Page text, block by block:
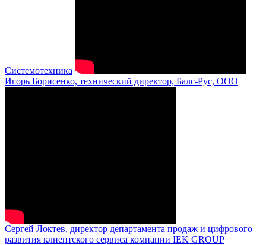
Системотехника
Игорь Борисенко, технический директор, Балс-Рус, ООО
Сергей Локтев, директор департамента продаж и цифрового
развития клиентского сервиса компании IEK GROUP